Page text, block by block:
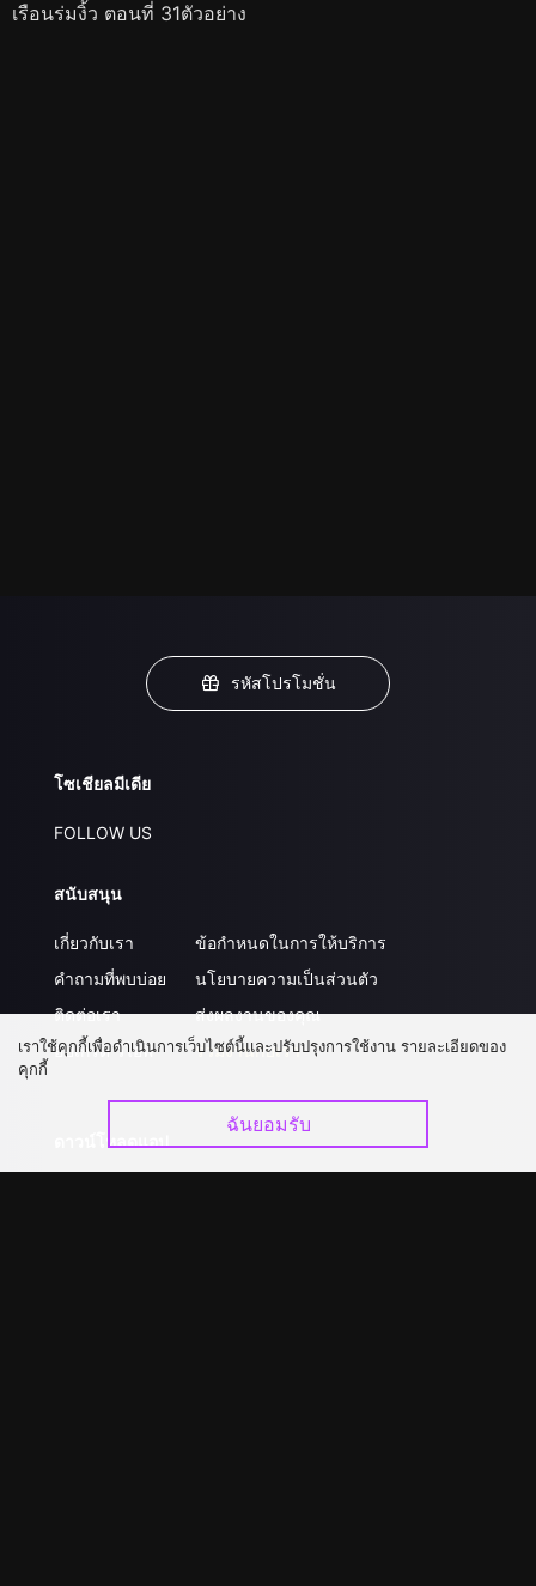
เรือนร่มงิ้ว ตอนที่ 31ตัวอย่าง
รหัสโปรโมชั่น
โซเชียลมีเดีย
FOLLOW US
สนับสนุน
เกี่ยวกับเรา
คำถามที่พบบ่อย
ติดต่อเรา
อัปเกรด วีไอพี
ข้อกำหนดในการให้บริการ
นโยบายความเป็นส่วนตัว
ส่งผลงานของคุณ
ร่วมงานกับเรา
ดาวน์โหลดแอป
เราใช้คุกกี้เพื่อดำเนินการเว็บไซต์นี้และปรับปรุงการใช้งาน รายละเอียดของ
คุกกี้
ฉันยอมรับ